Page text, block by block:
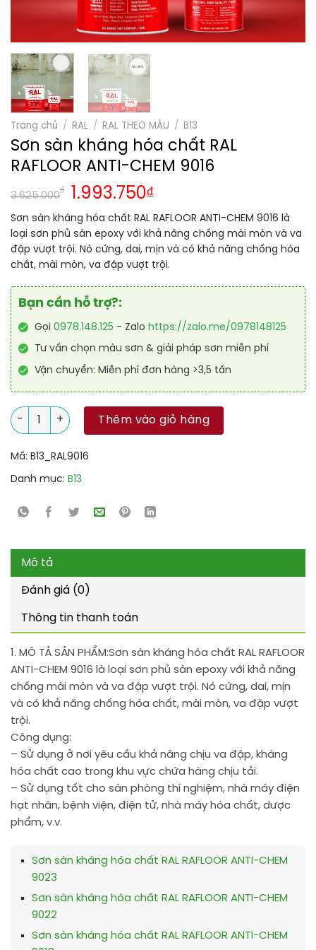
Trang chủ / RAL / RAL THEO MÀU / B13
Sơn sàn kháng hóa chất RAL
RAFLOOR ANTI-CHEM 9016
3.625.000
₫ 1.993.750₫
Sơn sàn kháng hóa chất RAL RAFLOOR ANTI-CHEM 9016 là
loại sơn phủ sàn epoxy với khả năng chống mài mòn và va
đập vượt trội. Nó cứng, dai, mịn và có khả năng chống hóa
chất, mài mòn, va đập vượt trội.
Bạn cần hỗ trợ?:
Gọi 0978.148.125 - Zalo https://zalo.me/0978148125
Tư vấn chọn màu sơn & giải pháp sơn miễn phí
Vận chuyển: Miễn phí đơn hàng >3,5 tấn
Sơn sàn kháng hóa chất RAL RAFLOOR ANTI-CHEM 9016 số
Thêm vào giỏ hàng
Mã: B13_RAL9016
Danh mục: B13
Mô tả
Đánh giá (0)
Thông tin thanh toán
1. MÔ TẢ SẢN PHẨM:Sơn sàn kháng hóa chất RAL RAFLOOR
ANTI-CHEM 9016 là loại sơn phủ sàn epoxy với khả năng
chống mài mòn và va đập vượt trội. Nó cứng, dai, mịn
và có khả năng chống hóa chất, mài mòn, va đập vượt
trội.
Công dụng:
– Sử dụng ở nơi yêu cầu khả năng chịu va đập, kháng
hóa chất cao trong khu vực chứa hàng chịu tải.
– Sử dụng tốt cho sàn phòng thí nghiệm, nhà máy điện
hạt nhân, bệnh viện, điện tử, nhà máy hóa chất, dược
phẩm, v.v.
Sơn sàn kháng hóa chất RAL RAFLOOR ANTI-CHEM
9023
Sơn sàn kháng hóa chất RAL RAFLOOR ANTI-CHEM
9022
Sơn sàn kháng hóa chất RAL RAFLOOR ANTI-CHEM